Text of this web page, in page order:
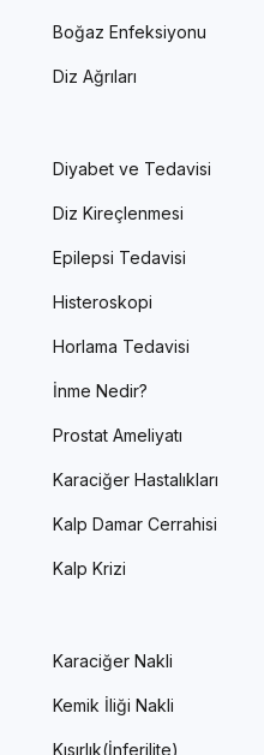
Boğaz Enfeksiyonu
Diz Ağrıları
Diyabet ve Tedavisi
Diz Kireçlenmesi
Epilepsi Tedavisi
Histeroskopi
Horlama Tedavisi
İnme Nedir?
Prostat Ameliyatı
Karaciğer Hastalıkları
Kalp Damar Cerrahisi
Kalp Krizi
Karaciğer Nakli
Kemik İliği Nakli
Kısırlık(İnferilite)